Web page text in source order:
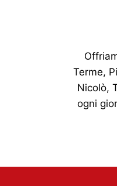
Terme,
Nicolò,
ogni